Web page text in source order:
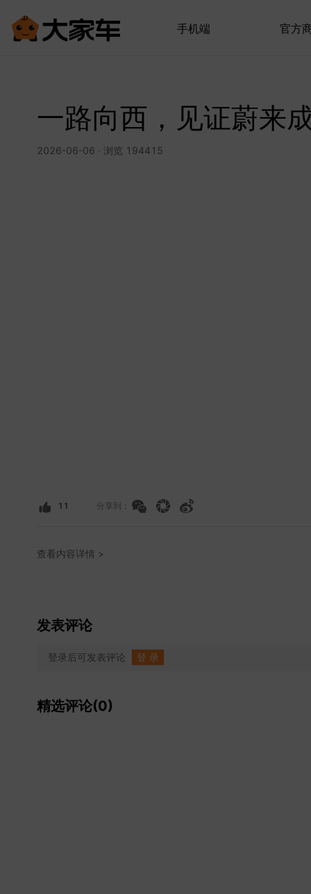
手机端 官方
一路向西，见证蔚来
2026-06-06 · 浏览 194415
11 分享到：
查看内容详情 >
发表评论
登录后可发表评论 登 录
精选评论(0)